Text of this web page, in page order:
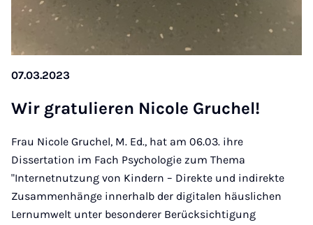
07.03.2023
Wir gra­tu­lie­ren Ni­co­le Gru­chel!
Frau Nicole Gruchel, M. Ed., hat am 06.03. ihre
Dissertation im Fach Psychologie zum Thema
"Internetnutzung von Kindern – Direkte und indirekte
Zusammenhänge innerhalb der digitalen häuslichen
Lernumwelt unter besonderer Berücksichtigung